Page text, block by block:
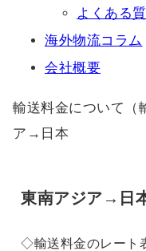
よくある
海外物流コラム
会社概要
輸送料金について
ア→日本
東南アジア→日
◇輸送料金のレート